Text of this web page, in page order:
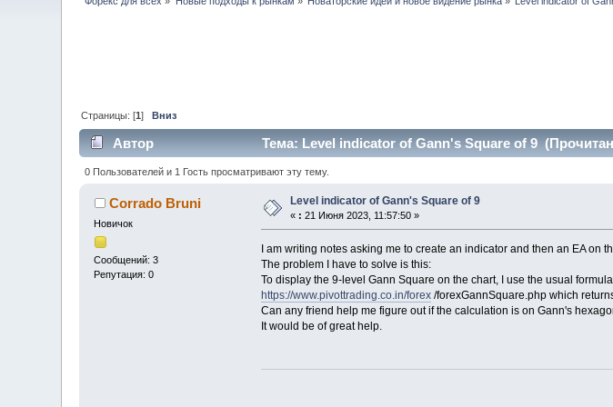
Страницы: [1]Вниз
Автор Тема: Level indicator of Gann's Square of 9
0 Пользователей и 1 Гость просматривают эту тему.
Corrado Bruni
Новичок
Сообщений: 3
Репутация: 0
Level indicator of Gann's Square of 9
« : 21 Июня 2023, 11:57:50 »
I am writing notes asking me to create an indicator and then an EA on
The problem I have to solve is this:
To display the 9-level Gann Square on the chart, I use the usual
https://www.pivottrading.co.in/forex/forexGannSquare.php which
Can any friend help me figure out if the calculation is on Gann's
It would be of great help.